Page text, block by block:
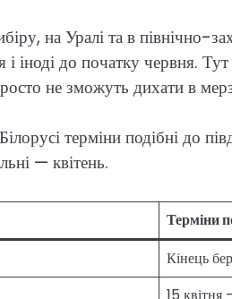
на Уралі та в північно-
і іноді до початку червня.
не зможуть дихати в
терміни подібні до
— квітень.
Терміни
Кінець
15 квітня